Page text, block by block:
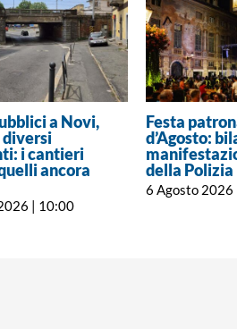
a Novi,
diversi
i cantieri
ancora
| 10:00
Festa
d’Agosto:
della
6 Agosto